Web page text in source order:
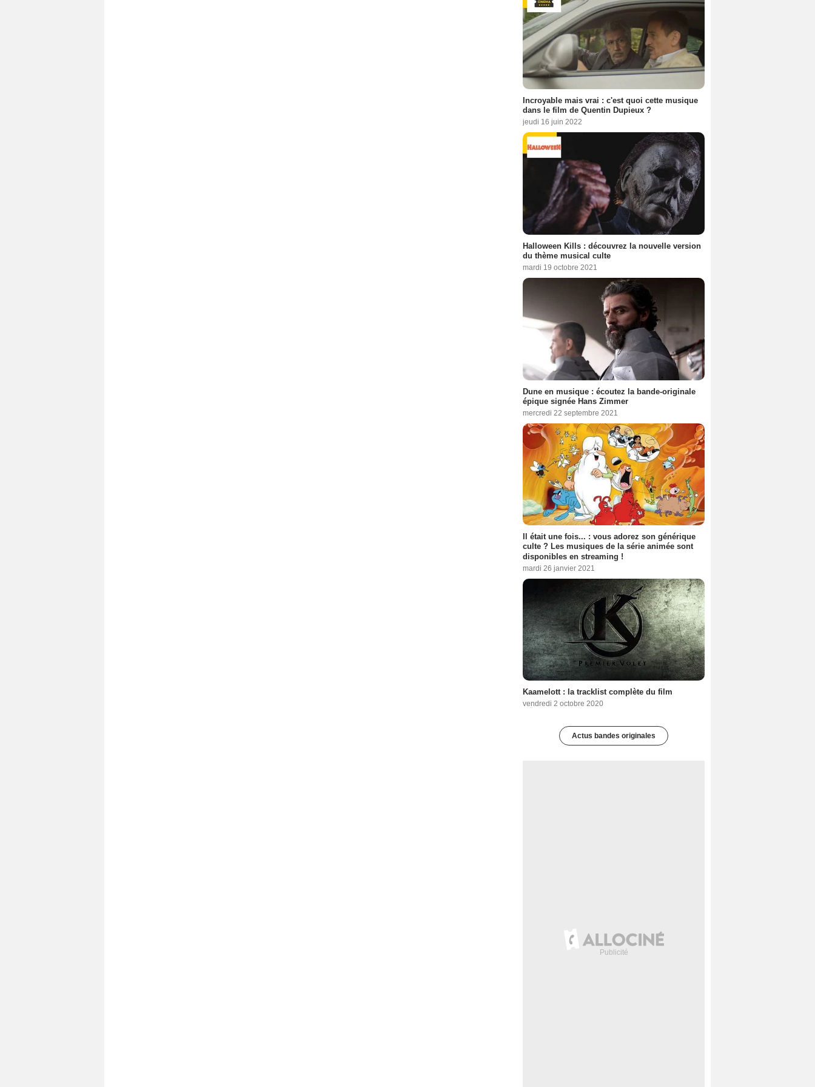
Incroyable mais vrai : c'est quoi cette musique
dans le film de Quentin Dupieux ?
jeudi 16 juin 2022
Halloween Kills : découvrez la nouvelle version
du thème musical culte
mardi 19 octobre 2021
Dune en musique : écoutez la bande-originale
épique signée Hans Zimmer
mercredi 22 septembre 2021
Il était une fois... : vous adorez son générique
culte ? Les musiques de la série animée sont
disponibles en streaming !
mardi 26 janvier 2021
Kaamelott : la tracklist complète du film
vendredi 2 octobre 2020
Actus bandes originales